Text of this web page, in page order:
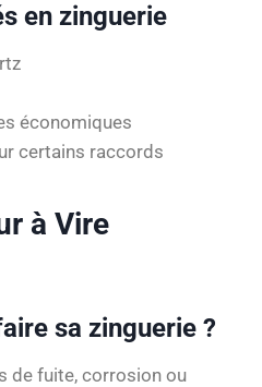
en zinguerie
économiques
certains raccords
à Vire
sa zinguerie ?
de fuite, corrosion ou